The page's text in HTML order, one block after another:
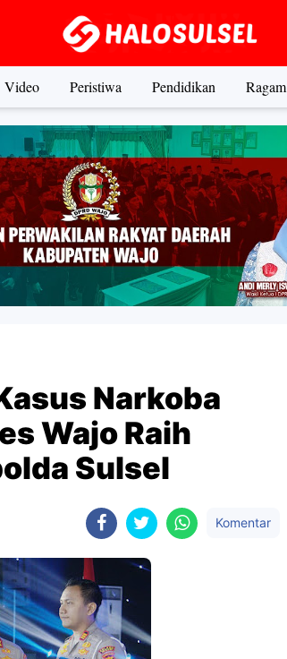
Video Peristiwa Pendidikan Ragam
Narkoba
Wajo Raih
Sulsel
Komentar